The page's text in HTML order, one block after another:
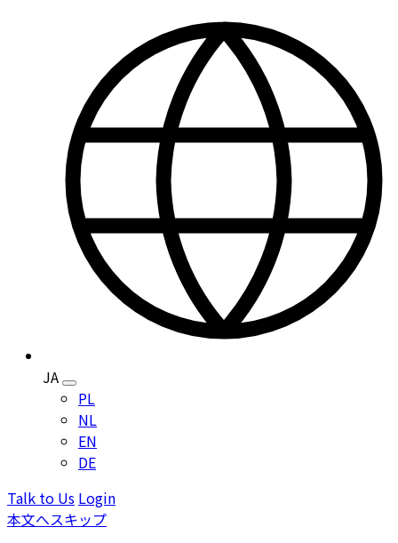
JA
Toggle
language
menu
PL
NL
EN
DE
Talk to Us Login
本文へスキップ